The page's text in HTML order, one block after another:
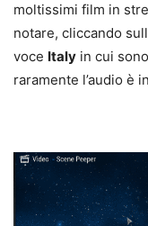
moltissimi film in
notare, cliccando
voce Italy in cui
raramente l’audio è